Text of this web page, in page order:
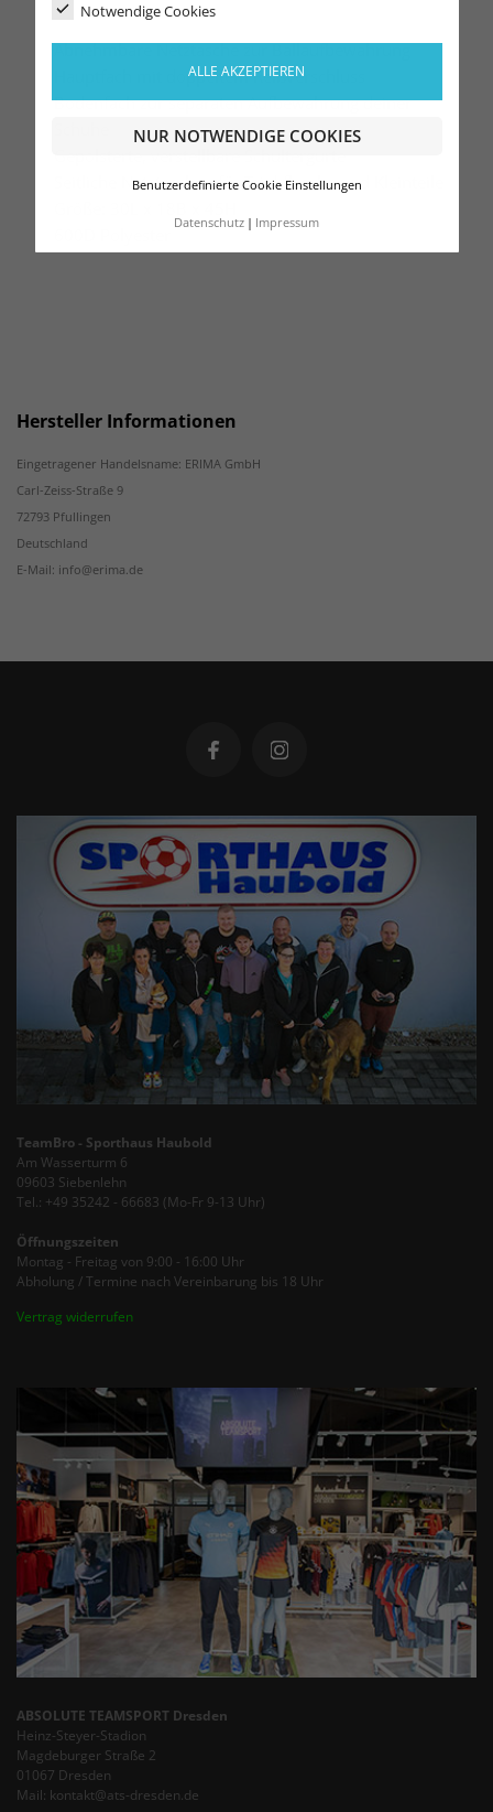
Notwendige Cookies
ALLE AKZEPTIEREN
NUR NOTWENDIGE COOKIES
Benutzerdefinierte Cookie Einstellungen
Datenschutz Impressum
Abnehmbare Netztasche zur Ballaufbewahrung
Hauptfach mit doppeltem Reißverschluss
Bodenfach zur separaten Aufbewahrung deiner
Seitliche Netztaschen für Trinkflasche und Kleinteile
Hersteller Informationen
Eingetragener Handelsname: ERIMA GmbH
Carl-Zeiss-Straße 9
72793 Pfullingen
Deutschland
E-Mail: info@erima.de
TeamBro - Sporthaus Haubold
Am Wasserturm 6
09603 Siebenlehn
Tel.: +49 35242 - 66683 (Mo-Fr 9-13 Uhr)
Öffnungszeiten
Montag - Freitag von 9:00 - 16:00 Uhr
Abholung / Termine nach Vereinbarung bis 18 Uhr
Vertrag widerrufen
ABSOLUTE TEAMSPORT Dresden
Heinz-Steyer-Stadion
Magdeburger Straße 2
01067 Dresden
Mail: kontakt@ats-dresden.de